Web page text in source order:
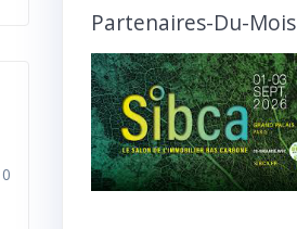
0
et
Partenaires-Du-Mois